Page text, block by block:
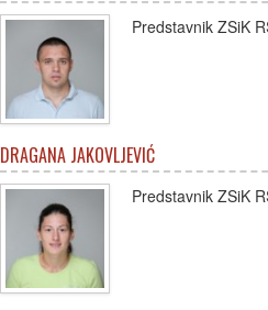
Predstavnik ZSiK
DRAGANA JAKOVLJEVIĆ
Predstavnik ZSiK